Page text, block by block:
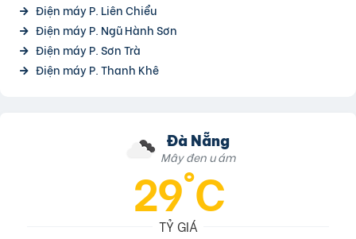
Điện máy P. Liên Chiểu
Điện máy P. Ngũ Hành Sơn
Điện máy P. Sơn Trà
Điện máy P. Thanh Khê
Đà Nẵng
Mây đen u ám
29°C
TỶ GIÁ